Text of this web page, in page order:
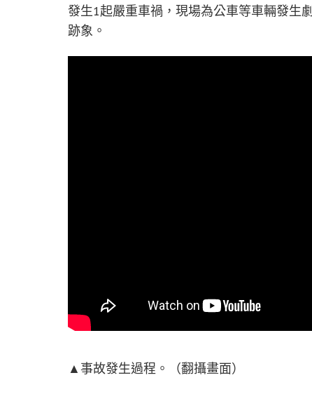
發生1起嚴重車禍，現場為公車等車輛發生
跡象。
▲事故發生過程。（翻攝畫面）